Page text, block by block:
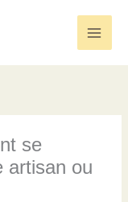
Main
se
artisan ou